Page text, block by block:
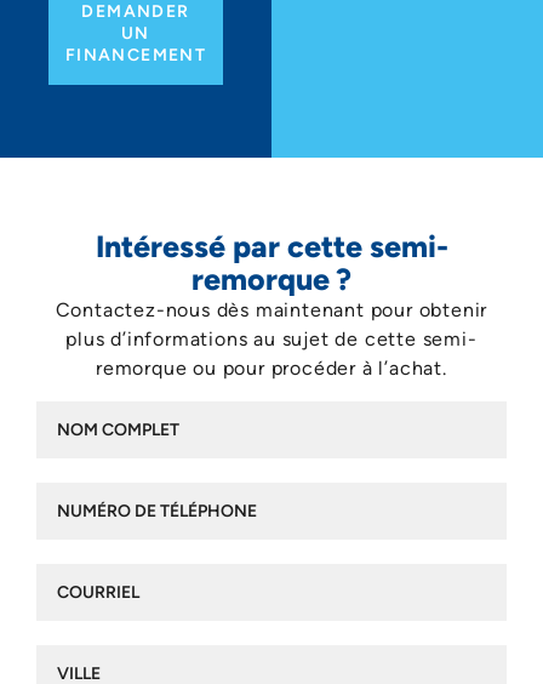
DEMANDER
UN
FINANCEMENT
Intéressé par cette semi-
remorque ?
Contactez-nous dès maintenant pour obtenir
plus d’informations au sujet de cette semi-
remorque ou pour procéder à l’achat.
complet(Nécessaire)